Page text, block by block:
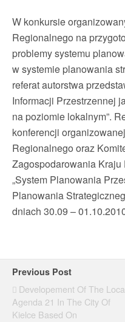
W konkursie
Regionalnego na
problemy systemu
w systemie planowania
referat autorstwa
Informacji Przestrzennej
na poziomie lokalnym”.
konferencji
Regionalnego oraz
Zagospodarowania
„System Planowania
Planowania
dniach 30.09 –
Previous Post
Developement Of The
Agenda 21 In The City Of
Kielce Based On